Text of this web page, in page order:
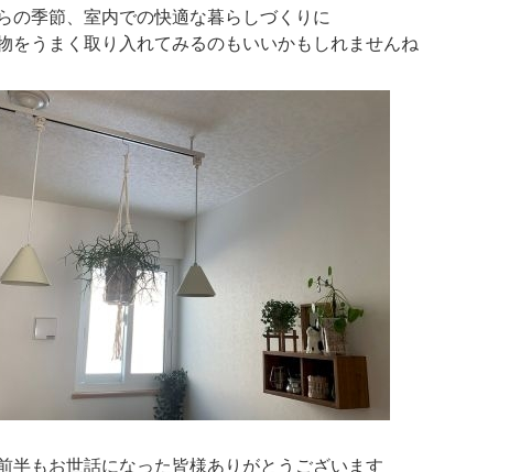
の季節、室内での快適な暮らしづくりに
をうまく取り入れてみるのもいいかもしれませんね
半もお世話になった皆様ありがとうございます